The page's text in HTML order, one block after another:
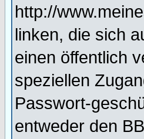
http://
linken, die sich
einen öffentlich
speziellen
Passwort-
entweder den